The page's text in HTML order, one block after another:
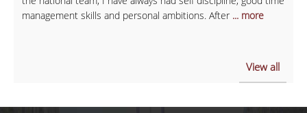
management skills and personal ambitions. After ... more
View all